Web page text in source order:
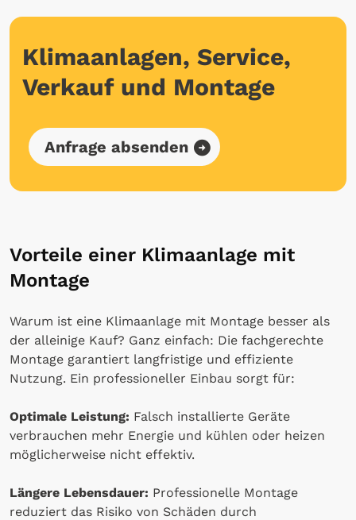
Klimaanlagen, Service,
Verkauf und Montage
Anfrage absenden
Vorteile einer Klimaanlage mit
Montage
Warum ist eine Klimaanlage mit Montage besser als
der alleinige Kauf? Ganz einfach: Die fachgerechte
Montage garantiert langfristige und effiziente
Nutzung. Ein professioneller Einbau sorgt für:
Optimale Leistung: Falsch installierte Geräte
verbrauchen mehr Energie und kühlen oder heizen
möglicherweise nicht effektiv.
Längere Lebensdauer: Professionelle Montage
reduziert das Risiko von Schäden durch